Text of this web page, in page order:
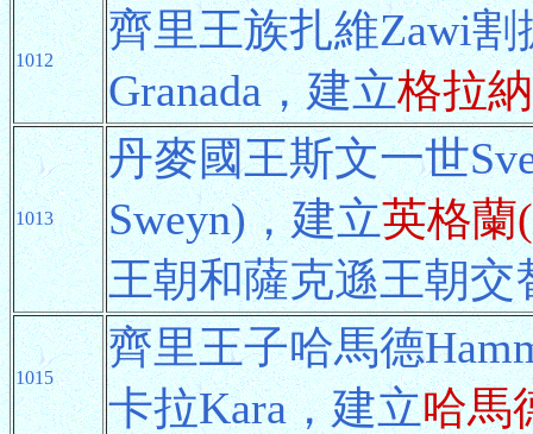
1012
齊里王族扎維Zawi
Granada，建立格拉
1013
丹麥國王斯文一世
Sweyn)，建立英格蘭
王朝和薩克遜王朝交
1015
齊里王子哈馬德
卡拉Kara，建立哈馬